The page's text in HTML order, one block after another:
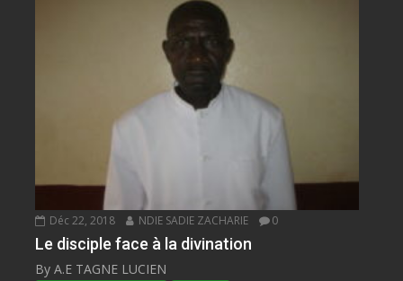
Déc 22, 2018 NDIE SADIE ZACHARIE 0
Le disciple face à la divination
By A.E TAGNE LUCIEN